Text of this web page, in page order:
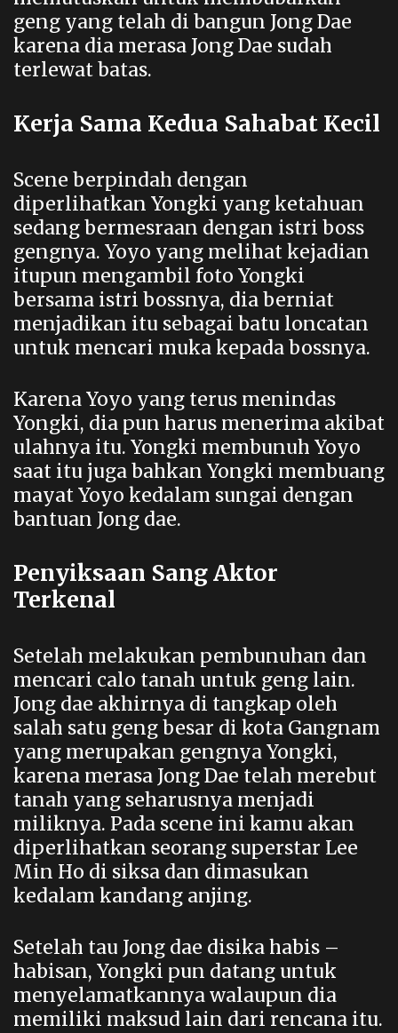
geng yang telah di bangun Jong Dae
karena dia merasa Jong Dae sudah
terlewat batas.
Kerja Sama Kedua Sahabat Kecil
Scene berpindah dengan
diperlihatkan Yongki yang ketahuan
sedang bermesraan dengan istri boss
gengnya. Yoyo yang melihat kejadian
itupun mengambil foto Yongki
bersama istri bossnya, dia berniat
menjadikan itu sebagai batu loncatan
untuk mencari muka kepada bossnya.
Karena Yoyo yang terus menindas
Yongki, dia pun harus menerima akibat
ulahnya itu. Yongki membunuh Yoyo
saat itu juga bahkan Yongki membuang
mayat Yoyo kedalam sungai dengan
bantuan Jong dae.
Penyiksaan Sang Aktor
Terkenal
Setelah melakukan pembunuhan dan
mencari calo tanah untuk geng lain.
Jong dae akhirnya di tangkap oleh
salah satu geng besar di kota Gangnam
yang merupakan gengnya Yongki,
karena merasa Jong Dae telah merebut
tanah yang seharusnya menjadi
miliknya. Pada scene ini kamu akan
diperlihatkan seorang superstar Lee
Min Ho di siksa dan dimasukan
kedalam kandang anjing.
Setelah tau Jong dae disika habis –
habisan, Yongki pun datang untuk
menyelamatkannya walaupun dia
memiliki maksud lain dari rencana itu.